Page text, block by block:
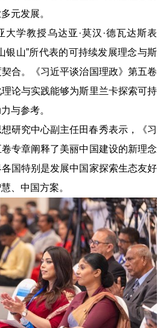
元发展。
大学教授乌达亚·莫汉·德瓦达斯表
银山”所代表的可持续发展理念与斯
合。《习近平谈治国理政》第五卷
论与实践能够为斯里兰卡探索可持
与参考。
研究中心副主任田春秀表示，《习
专章阐释了美丽中国建设的新理念
国特别是发展中国家探索生态友好
、中国方案。